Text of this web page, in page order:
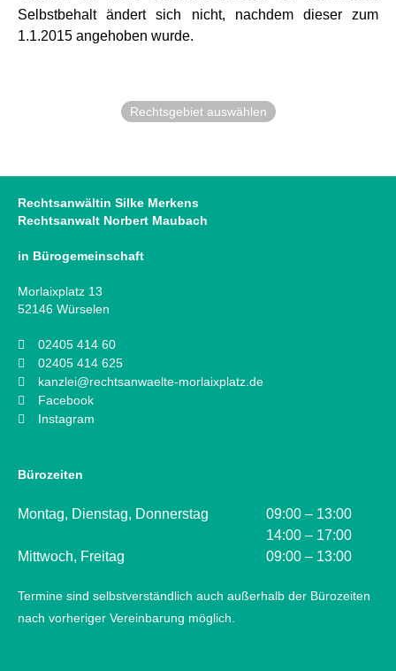
Selbstbehalt ändert sich nicht, nachdem dieser zum
1.1.2015 angehoben wurde.
Rechtsgebiet auswählen
Rechtsanwältin Silke Merkens
Rechtsanwalt Norbert Maubach
in Bürogemeinschaft
Morlaixplatz 13
52146 Würselen
02405 414 60
02405 414 625
kanzlei@rechtsanwaelte-morlaixplatz.de
Facebook
Instagram
Bürozeiten
Montag, Dienstag, Donnerstag
09:00 – 13:00
14:00 – 17:00
Mittwoch, Freitag
09:00 – 13:00
Termine sind selbstverständlich auch außerhalb der Bürozeiten
nach vorheriger Vereinbarung möglich.